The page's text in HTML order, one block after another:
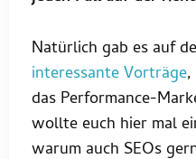
Natürlich gab es auf
interessante Vorträge
das Performance-
wollte euch hier mal
warum auch SEOs